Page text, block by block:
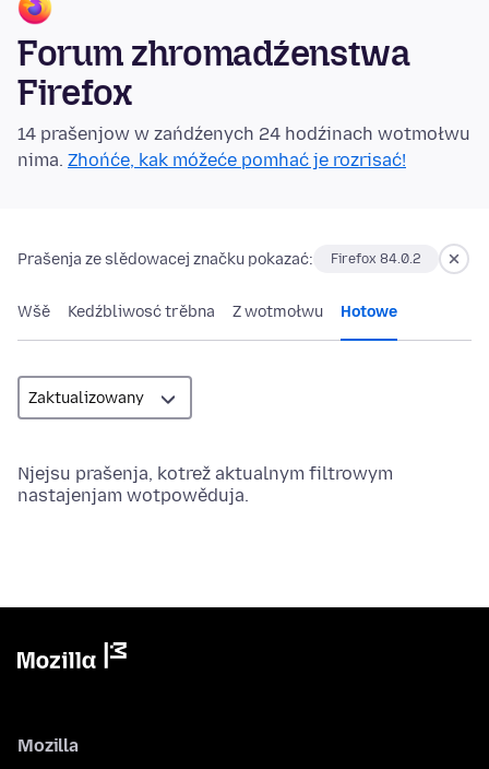
Forum zhromadźenstwa
Firefox
14 prašenjow w zańdźenych 24 hodźinach wotmołwu
nima. Zhońće, kak móžeće pomhać je rozrisać!
Prašenja ze slědowacej značku pokazać: Firefox 84.0.2
Wšě Kedźbliwosć trěbna Z wotmołwu Hotowe
Njejsu prašenja, kotrež aktualnym filtrowym
nastajenjam wotpowěduja.
Mozilla